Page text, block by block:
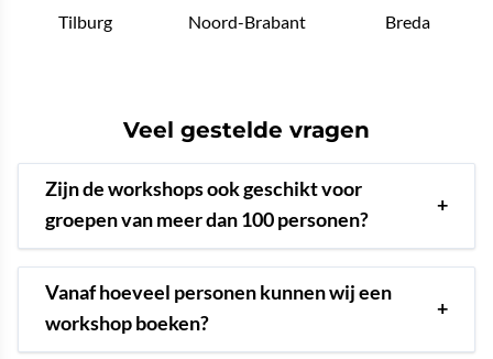
Tilburg Noord-Brabant Breda
Veel gestelde vragen
Zijn de workshops ook geschikt voor
groepen van meer dan 100 personen?
+
Vanaf hoeveel personen kunnen wij een
workshop boeken?
+